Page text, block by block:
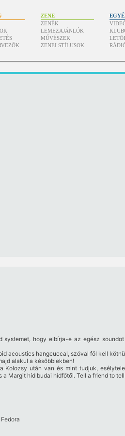
ZENE
ZENÉK
LEMEZAJÁNLÓK
MŰVÉSZEK
ZENEI STÍLUSOK
hogy elbírja-e az egész
acoustics hangcuccal, szóval föl kell
alakul a későbbiekben!
Kolozsy után van és mint tudjuk,
Margit híd budai hídfőtől. Tell a friend to